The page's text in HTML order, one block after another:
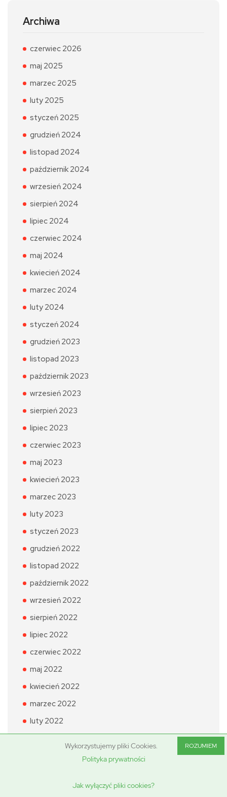
Archiwa
czerwiec 2026
maj 2025
marzec 2025
luty 2025
styczeń 2025
grudzień 2024
listopad 2024
październik 2024
wrzesień 2024
sierpień 2024
lipiec 2024
czerwiec 2024
maj 2024
kwiecień 2024
marzec 2024
luty 2024
styczeń 2024
grudzień 2023
listopad 2023
październik 2023
wrzesień 2023
sierpień 2023
lipiec 2023
czerwiec 2023
maj 2023
kwiecień 2023
marzec 2023
luty 2023
styczeń 2023
grudzień 2022
listopad 2022
październik 2022
wrzesień 2022
sierpień 2022
lipiec 2022
czerwiec 2022
maj 2022
kwiecień 2022
marzec 2022
luty 2022
Wykorzystujemy pliki Cookies.
Polityka prywatności
Jak wyłączyć pliki cookies?
ROZUMIEM